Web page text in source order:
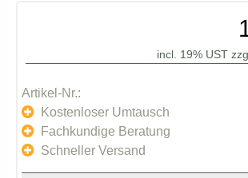
incl. 19% UST
Artikel-Nr.:
Kostenloser Umtausch
Fachkundige Beratung
Schneller Versand